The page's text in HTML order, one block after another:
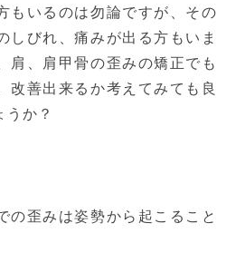
もいるのは勿論ですが、その
しびれ、痛みが出る方もいま
肩、肩甲骨の歪みの矯正でも
改善出来るか考えてみても良
うか？
の歪みは姿勢から起こること